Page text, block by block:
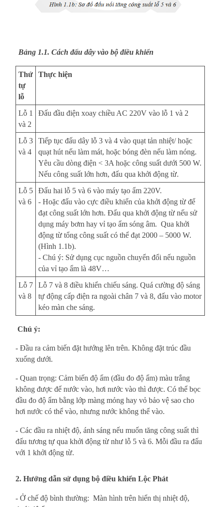
Bảng 1.1. Cách đấu dây vào bộ điều khiển
Thứ
tự
lỗ
Thực hiện
Lỗ 1
và 2
Đấu đầu điện xoay chiều AC 220V vào lỗ 1 và 2
Lỗ 3
và 4
Tiếp tục đấu dây lỗ 3 và 4 vào quạt tản nhiệt/ hoặc
quạt hút nếu làm mát, hoặc bóng đèn nếu làm nóng.
Yêu cầu dòng điện < 3A hoặc công suất dưới 500 W.
Nếu công suất lớn hơn, đấu qua khởi động từ.
Lỗ 5
và 6
Đấu hai lỗ 5 và 6 vào máy tạo ẩm 220V.
- Hoặc đấu vào cực điều khiển của khởi động từ để
đạt công suất lớn hơn. Đấu qua khởi động từ nếu sử
dụng máy bơm hay vỉ tạo ẩm sóng âm. Qua khởi
động từ tổng công suất có thể đạt 2000 – 5000 W.
(Hình 1.1b).
- Chú ý: Sử dụng cục nguồn chuyển đổi nếu nguồn
của vỉ tạo ẩm là 48V…
Lỗ 7
và 8
Lỗ 7 và 8 điều khiển chiếu sáng. Quá cường độ sáng
tự động cấp điện ra ngoài chân 7 và 8, đấu vào motor
kéo màn che sáng.
Chú ý:
- Đầu ra cảm biến đặt hướng lên trên. Không đặt trúc đầu
xuống dưới.
- Quan trọng: Cảm biến độ ẩm (đầu đo độ ẩm) màu trắng
không được để nước vào, hơi nước vào thì được. Có thể bọc
đầu đo độ ẩm bằng lớp màng mỏng hay vỏ bảo vệ sao cho
hơi nước có thể vào, nhưng nước không thể vào.
- Các đầu ra nhiệt độ, ánh sáng nếu muốn tăng công suất thì
đấu tương tự qua khởi động từ như lỗ 5 và 6. Mỗi đầu ra đấu
với 1 khởi động từ.
2. Hướng dẫn sử dụng bộ điều khiển Lộc Phát
- Ở chế độ bình thường: Màn hình trên hiển thị nhiệt độ,